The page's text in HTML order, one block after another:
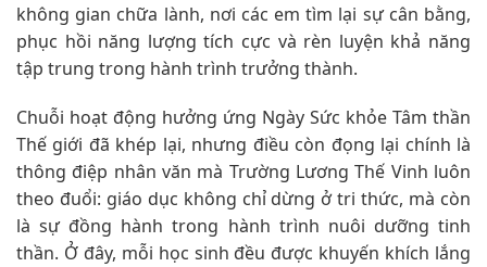
không gian chữa lành, nơi các em tìm lại sự cân bằng,
phục hồi năng lượng tích cực và rèn luyện khả năng
tập trung trong hành trình trưởng thành.
Chuỗi hoạt động hưởng ứng Ngày Sức khỏe Tâm thần
Thế giới đã khép lại, nhưng điều còn đọng lại chính là
thông điệp nhân văn mà Trường Lương Thế Vinh luôn
theo đuổi: giáo dục không chỉ dừng ở tri thức, mà còn
là sự đồng hành trong hành trình nuôi dưỡng tinh
thần. Ở đây, mỗi học sinh đều được khuyến khích lắng